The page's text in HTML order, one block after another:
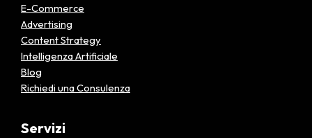
E-Commerce
Advertising
Content Strategy
Intelligenza Artificiale
Blog
Richiedi una Consulenza
Servizi